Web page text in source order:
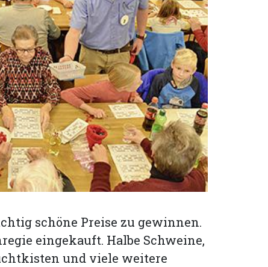
schöne Preise zu gewinnen.
eingekauft. Halbe Schweine,
und viele weitere